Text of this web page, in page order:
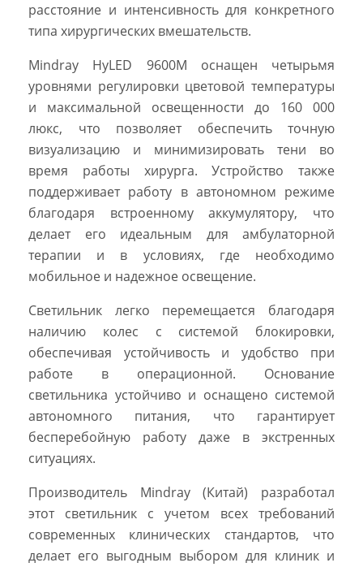
расстояние и интенсивность для конкретного
типа хирургических вмешательств.
Mindray HyLED 9600M оснащен четырьмя
уровнями регулировки цветовой температуры
и максимальной освещенности до 160 000
люкс, что позволяет обеспечить точную
визуализацию и минимизировать тени во
время работы хирурга. Устройство также
поддерживает работу в автономном режиме
благодаря встроенному аккумулятору, что
делает его идеальным для амбулаторной
терапии и в условиях, где необходимо
мобильное и надежное освещение.
Светильник легко перемещается благодаря
наличию колес с системой блокировки,
обеспечивая устойчивость и удобство при
работе в операционной. Основание
светильника устойчиво и оснащено системой
автономного питания, что гарантирует
бесперебойную работу даже в экстренных
ситуациях.
Производитель Mindray (Китай) разработал
этот светильник с учетом всех требований
современных клинических стандартов, что
делает его выгодным выбором для клиник и